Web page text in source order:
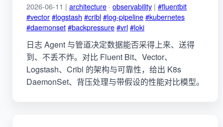
2026-06-11 | architecture · observability | #fluentbit
#vector#logstash #cribl#log-pipeline#kubernetes
#daemonset#backpressure#vrl#loki
日志 Agent 与管道决定数据能否采得上来、送得
到、不丢不炸。对比 Fluent Bit、Vector、
Logstash、Cribl 的架构与可靠性，给出 K8s
DaemonSet、背压处理与带假设的性能对比模型。